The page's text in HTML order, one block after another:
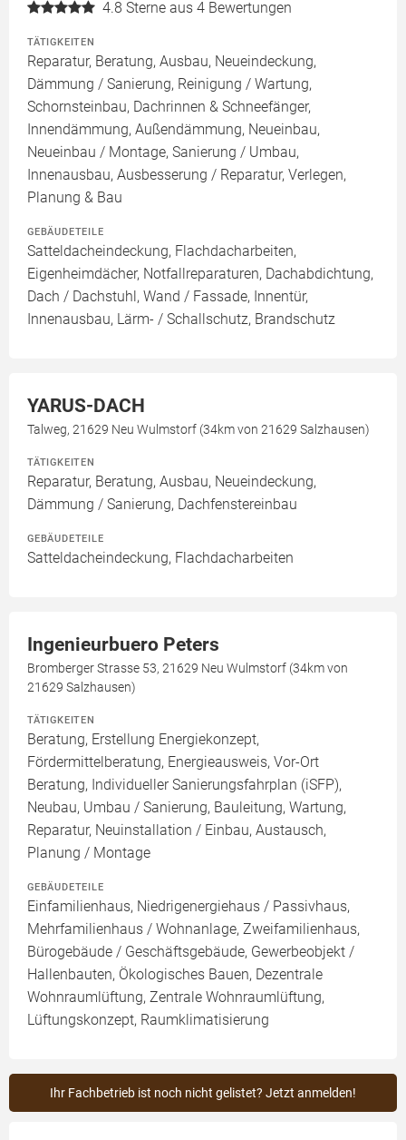
4.8 Sterne aus 4 Bewertungen
TÄTIGKEITEN
Reparatur, Beratung, Ausbau, Neueindeckung,
Dämmung / Sanierung, Reinigung / Wartung,
Schornsteinbau, Dachrinnen & Schneefänger,
Innendämmung, Außendämmung, Neueinbau,
Neueinbau / Montage, Sanierung / Umbau,
Innenausbau, Ausbesserung / Reparatur, Verlegen,
Planung & Bau
GEBÄUDETEILE
Satteldacheindeckung, Flachdacharbeiten,
Eigenheimdächer, Notfallreparaturen, Dachabdichtung,
Dach / Dachstuhl, Wand / Fassade, Innentür,
Innenausbau, Lärm- / Schallschutz, Brandschutz
YARUS-DACH
Talweg, 21629 Neu Wulmstorf (34km von 21629 Salzhausen)
TÄTIGKEITEN
Reparatur, Beratung, Ausbau, Neueindeckung,
Dämmung / Sanierung, Dachfenstereinbau
GEBÄUDETEILE
Satteldacheindeckung, Flachdacharbeiten
Ingenieurbuero Peters
Bromberger Strasse 53, 21629 Neu Wulmstorf (34km von
21629 Salzhausen)
TÄTIGKEITEN
Beratung, Erstellung Energiekonzept,
Fördermittelberatung, Energieausweis, Vor-Ort
Beratung, Individueller Sanierungsfahrplan (iSFP),
Neubau, Umbau / Sanierung, Bauleitung, Wartung,
Reparatur, Neuinstallation / Einbau, Austausch,
Planung / Montage
GEBÄUDETEILE
Einfamilienhaus, Niedrigenergiehaus / Passivhaus,
Mehrfamilienhaus / Wohnanlage, Zweifamilienhaus,
Bürogebäude / Geschäftsgebäude, Gewerbeobjekt /
Hallenbauten, Ökologisches Bauen, Dezentrale
Wohnraumlüftung, Zentrale Wohnraumlüftung,
Lüftungskonzept, Raumklimatisierung
Ihr Fachbetrieb ist noch nicht gelistet? Jetzt anmelden!